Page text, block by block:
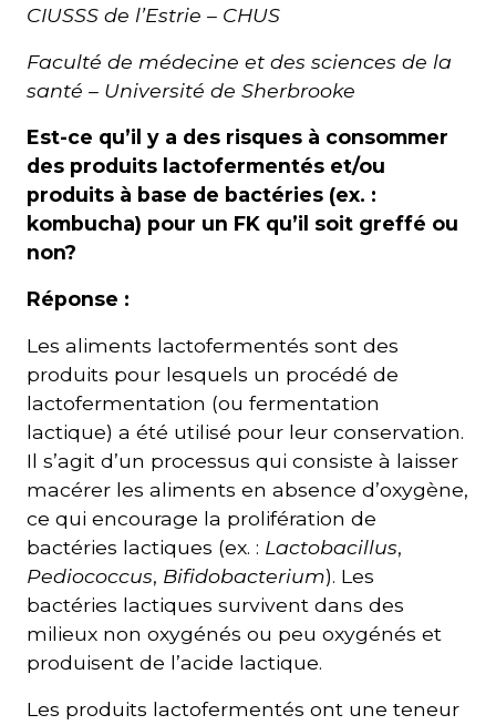
CIUSSS de l’Estrie – CHUS
Faculté de médecine et des sciences de la
santé – Université de Sherbrooke
Est-ce qu’il y a des risques à consommer
des produits lactofermentés et/ou
produits à base de bactéries (ex. :
kombucha) pour un FK qu’il soit greffé ou
non?
Réponse :
Les aliments lactofermentés sont des
produits pour lesquels un procédé de
lactofermentation (ou fermentation
lactique) a été utilisé pour leur conservation.
Il s’agit d’un processus qui consiste à laisser
macérer les aliments en absence d’oxygène,
ce qui encourage la prolifération de
bactéries lactiques (ex. : Lactobacillus,
Pediococcus, Bifidobacterium). Les
bactéries lactiques survivent dans des
milieux non oxygénés ou peu oxygénés et
produisent de l’acide lactique.
Les produits lactofermentés ont une teneur